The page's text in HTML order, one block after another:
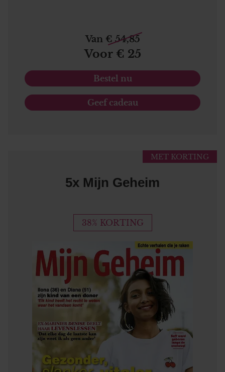
Van € 54,85
Voor € 25
Bestel nu
Geef cadeau
MET KORTING
5x Mijn Geheim
38% KORTING